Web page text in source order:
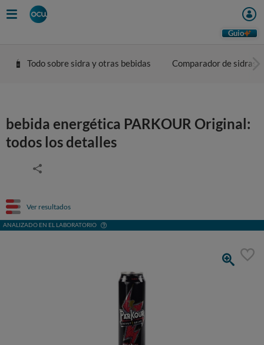
Guio
Todo sobre sidra y otras bebidas Comparador de sidras
bebida energética PARKOUR Original:
todos los detalles
Ver resultados
ANALIZADO EN EL LABORATORIO